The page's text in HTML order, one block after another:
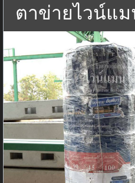
ตาข่ายไวน์แม